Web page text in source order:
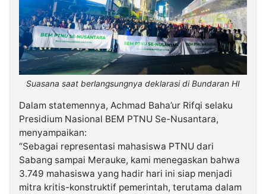
Suasana saat berlangsungnya deklarasi di Bundaran HI
Dalam statemennya, Achmad Baha’ur Rifqi selaku
Presidium Nasional BEM PTNU Se-Nusantara,
menyampaikan:
“Sebagai representasi mahasiswa PTNU dari
Sabang sampai Merauke, kami menegaskan bahwa
3.749 mahasiswa yang hadir hari ini siap menjadi
mitra kritis-konstruktif pemerintah, terutama dalam